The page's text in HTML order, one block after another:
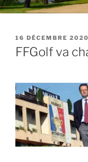
PUBLIÉ
LE
16 DÉCEMBRE 2020
FFGolf va